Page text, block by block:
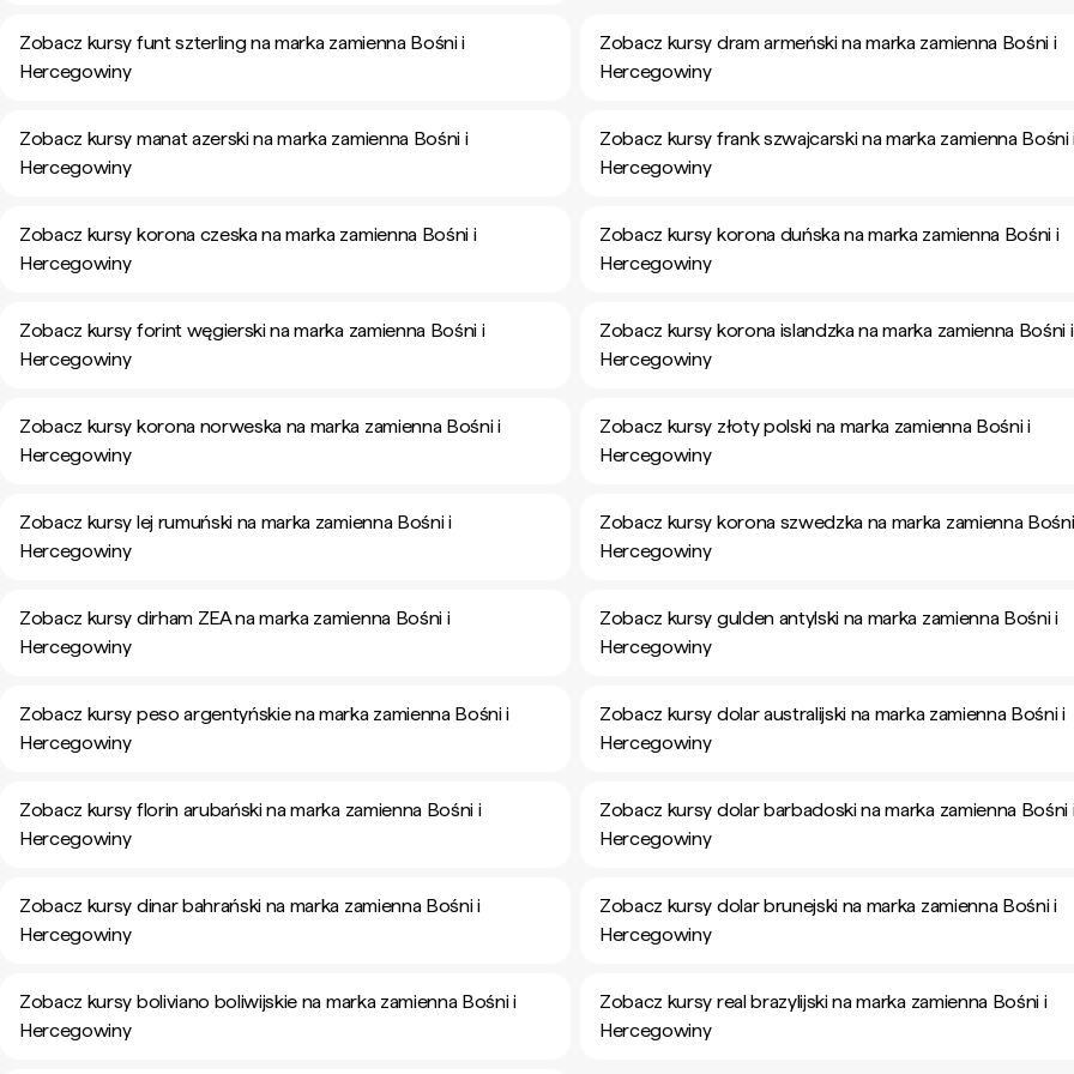
Zobacz kursy funt szterling na marka zamienna Bośni i
Hercegowiny
Zobacz kursy dram armeński na marka zamienna Bośni i
Hercegowiny
Zobacz kursy manat azerski na marka zamienna Bośni i
Hercegowiny
Zobacz kursy frank szwajcarski na marka zamienna Bośni
Hercegowiny
Zobacz kursy korona czeska na marka zamienna Bośni i
Hercegowiny
Zobacz kursy korona duńska na marka zamienna Bośni i
Hercegowiny
Zobacz kursy forint węgierski na marka zamienna Bośni i
Hercegowiny
Zobacz kursy korona islandzka na marka zamienna Bośni i
Hercegowiny
Zobacz kursy korona norweska na marka zamienna Bośni i
Hercegowiny
Zobacz kursy złoty polski na marka zamienna Bośni i
Hercegowiny
Zobacz kursy lej rumuński na marka zamienna Bośni i
Hercegowiny
Zobacz kursy korona szwedzka na marka zamienna
Hercegowiny
Zobacz kursy dirham ZEA na marka zamienna Bośni i
Hercegowiny
Zobacz kursy gulden antylski na marka zamienna Bośni i
Hercegowiny
Zobacz kursy peso argentyńskie na marka zamienna Bośni i
Hercegowiny
Zobacz kursy dolar australijski na marka zamienna Bośni i
Hercegowiny
Zobacz kursy florin arubański na marka zamienna Bośni i
Hercegowiny
Zobacz kursy dolar barbadoski na marka zamienna Bośni
Hercegowiny
Zobacz kursy dinar bahrański na marka zamienna Bośni i
Hercegowiny
Zobacz kursy dolar brunejski na marka zamienna Bośni i
Hercegowiny
Zobacz kursy boliviano boliwijskie na marka zamienna Bośni i
Hercegowiny
Zobacz kursy real brazylijski na marka zamienna Bośni i
Hercegowiny